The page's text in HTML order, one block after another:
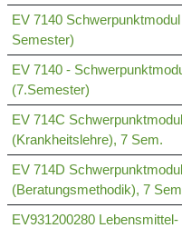
EV 7140
Semester)
EV 7140 -
(7.Semester)
EV 714C
(Krankheitslehre), 7 Sem.
EV 714D
(Beratungsmethodik), 7
EV931200280